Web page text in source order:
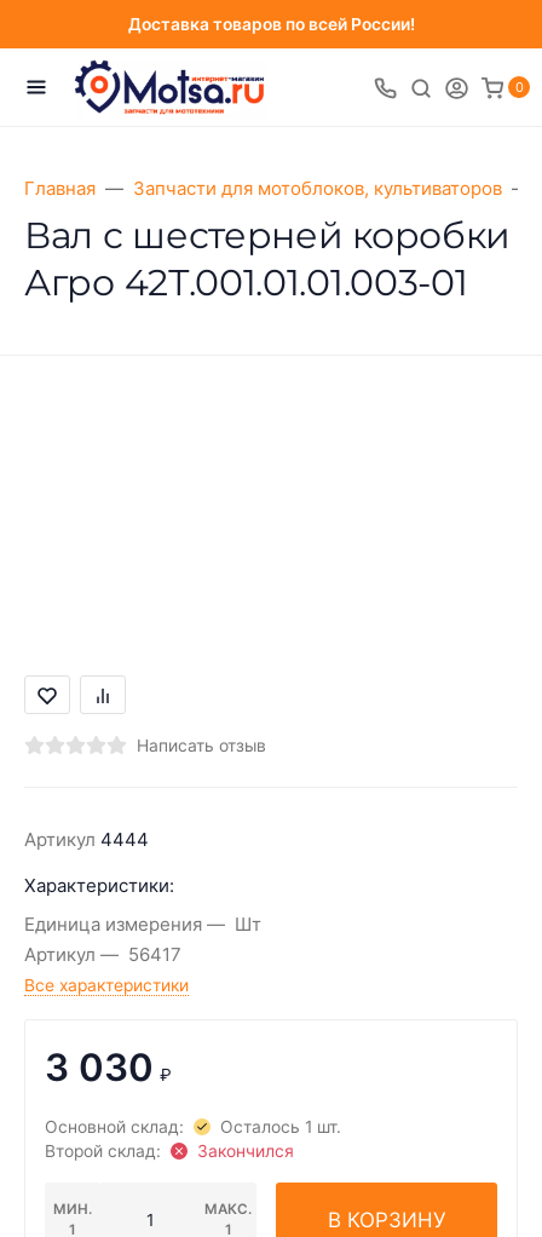
Доставка товаров по всей России!
0
Главная Запчасти для мотоблоков, культиваторов
Вал с шестерней коробки
Агро 42Т.001.01.01.003-01
Написать отзыв
Артикул 4444
Характеристики:
Единица измерения
Шт
Артикул
56417
Все характеристики
3 030 ₽
Основной склад:
Осталось 1 шт.
Второй склад:
Закончился
МИН.
1
МАКС.
1
В КОРЗИНУ